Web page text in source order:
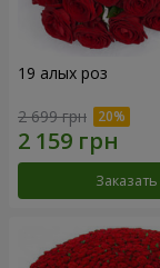
19 алых роз
2 699 грн
Заказать